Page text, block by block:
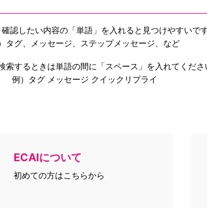
認したい内容の「単語」を入れると 見つけやすいです
タグ、メッセージ、ステップメッセージ、など
索するときは単語の間に「スペース」を入れてくださ
例）タグ メッセージ クイックリプライ
ECAIについて
初めての方はこちらから